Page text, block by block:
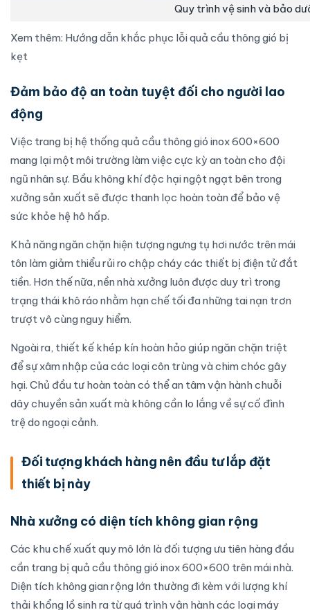
Quy trình vệ sinh và bảo
Xem thêm: Hướng dẫn khắc phục lỗi quả cầu thông gió bị
kẹt
Đảm bảo độ an toàn tuyệt đối cho người lao
động
Việc trang bị hệ thống quả cầu thông gió inox 600×600
mang lại một môi trường làm việc cực kỳ an toàn cho đội
ngũ nhân sự. Bầu không khí độc hại ngột ngạt bên trong
xưởng sản xuất sẽ được thanh lọc hoàn toàn để bảo vệ
sức khỏe hệ hô hấp.
Khả năng ngăn chặn hiện tượng ngưng tụ hơi nước trên mái
tôn làm giảm thiểu rủi ro chập cháy các thiết bị điện tử đắt
tiền. Hơn thế nữa, nền nhà xưởng luôn được duy trì trong
trạng thái khô ráo nhằm hạn chế tối đa những tai nạn trơn
trượt vô cùng nguy hiểm.
Ngoài ra, thiết kế khép kín hoàn hảo giúp ngăn chặn triệt
để sự xâm nhập của các loại côn trùng và chim chóc gây
hại. Chủ đầu tư hoàn toàn có thể an tâm vận hành chuỗi
dây chuyền sản xuất mà không cần lo lắng về sự cố đình
trệ do ngoại cảnh.
Đối tượng khách hàng nên đầu tư lắp đặt
thiết bị này
Nhà xưởng có diện tích không gian rộng
Các khu chế xuất quy mô lớn là đối tượng ưu tiên hàng đầu
cần trang bị quả cầu thông gió inox 600×600 trên mái nhà.
Diện tích không gian rộng lớn thường đi kèm với lượng khí
thải khổng lồ sinh ra từ quá trình vận hành các loại máy